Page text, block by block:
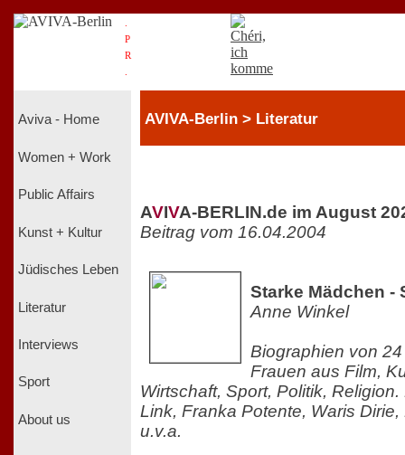
P
R
Aviva - Home
Women + Work
Public Affairs
Kunst + Kultur
Jüdisches Leben
Literatur
Interviews
Sport
About us
AVIVA-Berlin > Literatur
AVIVA-BERLIN.de im August
Beitrag vom 16.04.2004
Starke Mädchen -
Anne Winkel
Biographien von
Frauen aus Film,
Wirtschaft, Sport, Politik,
Link, Franka Potente, Waris
u.v.a.